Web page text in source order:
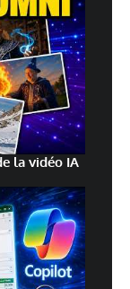
la vidéo IA